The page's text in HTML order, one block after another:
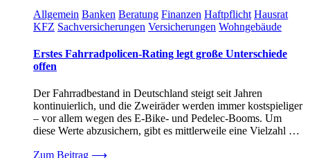
Allgemein Banken Beratung Finanzen Haftpflicht Hausrat
KFZ Sachversicherungen Versicherungen Wohngebäude
Erstes Fahrradpolicen-Rating legt große Unterschiede
offen
Der Fahrradbestand in Deutschland steigt seit Jahren
kontinuierlich, und die Zweiräder werden immer kostspieliger
– vor allem wegen des E-Bike- und Pedelec-Booms. Um
diese Werte abzusichern, gibt es mittlerweile eine Vielzahl …
Zum Beitrag ⟶